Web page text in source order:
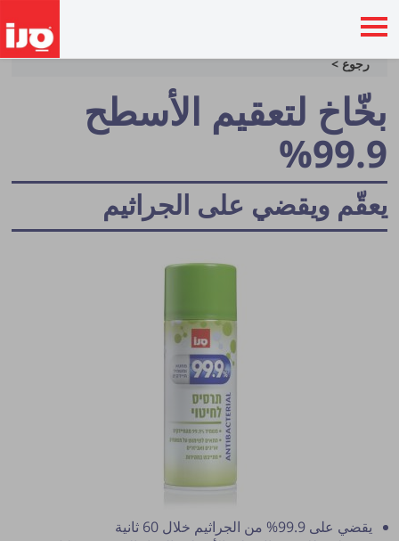
رجوع >
بخّاخ لتعقيم الأسطح
99.9%
يعقّم ويقضي على الجراثيم
يقضي على 99.9% من الجراثيم خلال 60 ثانية